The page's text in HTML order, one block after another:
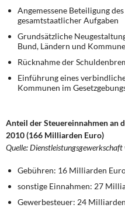
Angemessene Beteiligung
gesamtstaatlicher Aufgaben
Grundsätzliche
Bund, Ländern und
Rücknahme der
Einführung eines
Kommunen im
Anteil der Steuereinnahmen an
2010 (166 Milliarden Euro)
Quelle: Dienstleistungsgewerkschaft
Gebühren: 16 Milliarden
sonstige Einnahmen: 27
Gewerbesteuer: 24